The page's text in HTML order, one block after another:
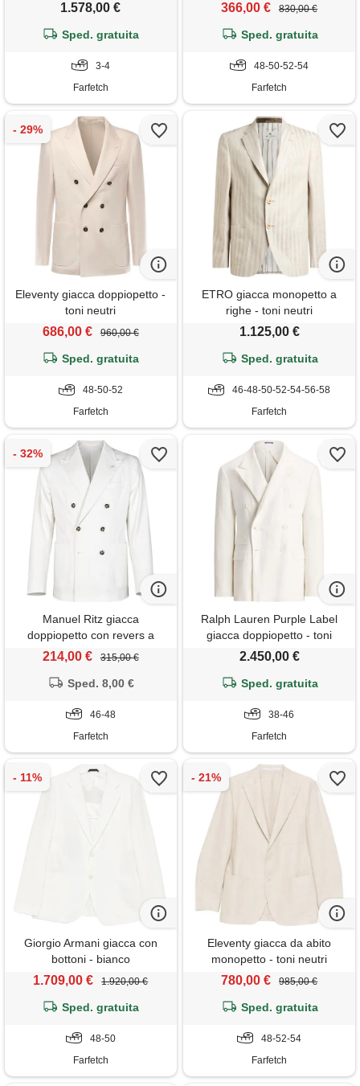
1.578,00 €
Sped. gratuita
3-4
Farfetch
366,00 € 830,00 €
Sped. gratuita
48-50-52-54
Farfetch
Eleventy giacca doppiopetto -
toni neutri
686,00 € 960,00 €
Sped. gratuita
48-50-52
Farfetch
ETRO giacca monopetto a
righe - toni neutri
1.125,00 €
Sped. gratuita
46-48-50-52-54-56-58
Farfetch
Manuel Ritz giacca
doppiopetto con revers a
lancia - bianco
214,00 € 315,00 €
Sped. 8,00 €
46-48
Farfetch
Ralph Lauren Purple Label
giacca doppiopetto - toni
neutri
2.450,00 €
Sped. gratuita
38-46
Farfetch
Giorgio Armani giacca con
bottoni - bianco
1.709,00 € 1.920,00 €
Sped. gratuita
48-50
Farfetch
Eleventy giacca da abito
monopetto - toni neutri
780,00 € 985,00 €
Sped. gratuita
48-52-54
Farfetch